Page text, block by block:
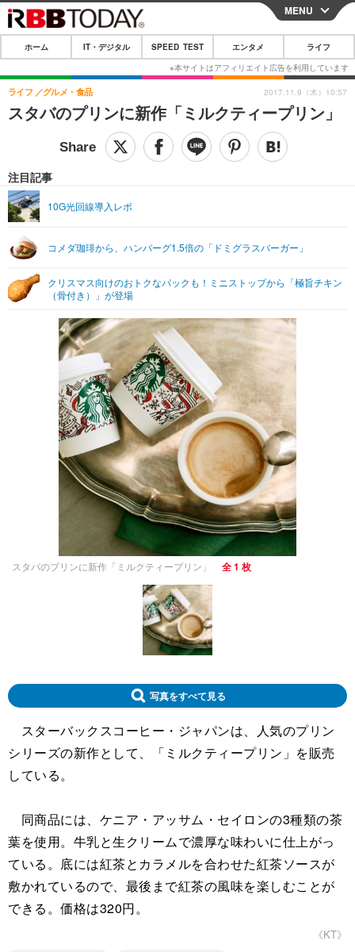
CLOSE
ホーム
IT・デジタル
IT・デジタルTOP スマートフォン
ネタ ガジェット・ツール
SPEED TEST
エンタメ
音楽 スポーツ
グラビア ブログ
ライフ
ペット ショッピング
その他
リリース一覧
プッシュ通知の停止方法
MENU
ホーム IT・デジタル SPEED TEST エンタメ ライフ
スタバのプリンに新作「ミルクティープリン」
ライフ グルメ・食品
注目記事
10G光回線導入レポ
コメダ珈琲から、ハンバーグ1.5倍の「ドミグラスバーガー」
クリスマス向けのおトクなパックも！ミニストップから「極旨チキン
（骨付き）」が登場
2017.11.9（木）10:57
スタバのプリンに新作「ミルクティープリン」 全 1 枚
写真をすべて見る
スターバックスコーヒー・ジャパンは、人気のプリン
シリーズの新作として、「ミルクティープリン」を販売
している。
同商品には、ケニア・アッサム・セイロンの3種類の茶
葉を使用。牛乳と生クリームで濃厚な味わいに仕上がっ
ている。底には紅茶とカラメルを合わせた紅茶ソースが
敷かれているので、最後まで紅茶の風味を楽しむことが
できる。価格は320円。
《KT》